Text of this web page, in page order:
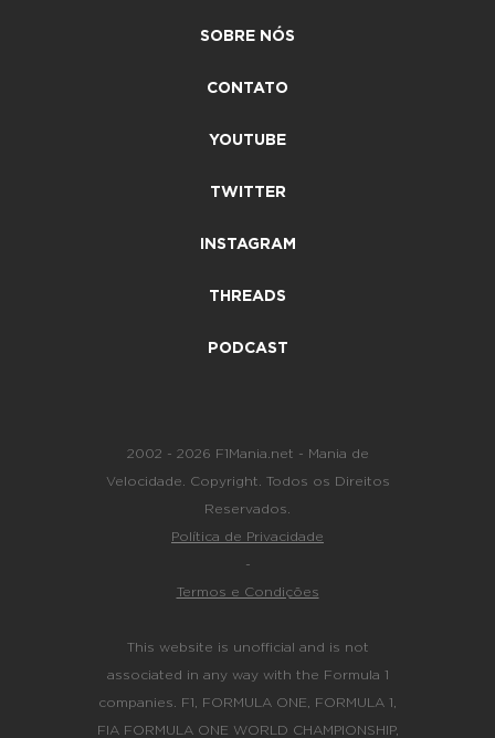
SOBRE NÓS
CONTATO
YOUTUBE
TWITTER
INSTAGRAM
THREADS
PODCAST
2002 - 2026 F1Mania.net - Mania de
Velocidade. Copyright. Todos os Direitos
Reservados.
Política de Privacidade
-
Termos e Condições
This website is unofficial and is not
associated in any way with the Formula 1
companies. F1, FORMULA ONE, FORMULA 1,
FIA FORMULA ONE WORLD CHAMPIONSHIP,